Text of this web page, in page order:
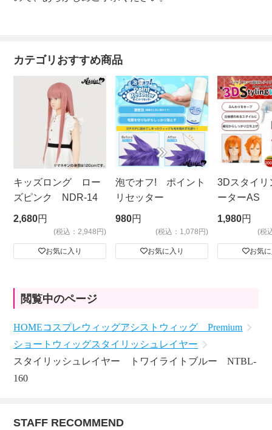
カテゴリおすすめ商品
キッズロング ロー
ズピンク NDR-14
2,680円
(税込：2,948円)
お気に入り
泡でオフ! ポイント
リセッター
980円
(税込：1,078円)
お気に入り
3Dスタイリ
ーターAS
ビッグサイ
1,980円
(税
お気
閲覧中のページ
HOMEコスプレウィッグアシストウィッグ Premium
ショートウィッグスタイリッシュレイヤー
スタイリッシュレイヤー トワイライトブルー NTBL-
160
STAFF RECOMMEND